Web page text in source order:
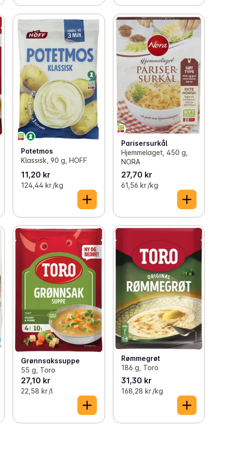
Potetmos
Klassisk, 90 g, HOFF
11,20 kr
124,44 kr /kg
Parisersurkål
Hjemmelaget, 450 g,
NORA
27,70 kr
61,56 kr /kg
Grønnsakssuppe
55 g, Toro
27,10 kr
22,58 kr /l
Rømmegrøt
186 g, Toro
31,30 kr
168,28 kr /kg